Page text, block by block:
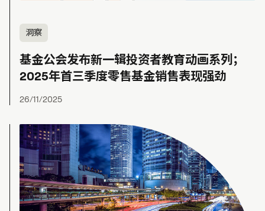
洞察
基金公会发布新一辑投资者教育动画系列；
2025年首三季度零售基金销售表现强劲
26/11/2025